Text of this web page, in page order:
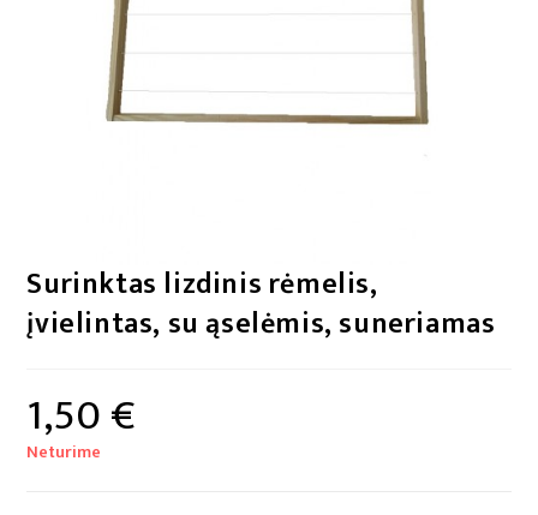
Surinktas lizdinis rėmelis,
įvielintas, su ąselėmis, suneriamas
1,50€
Neturime